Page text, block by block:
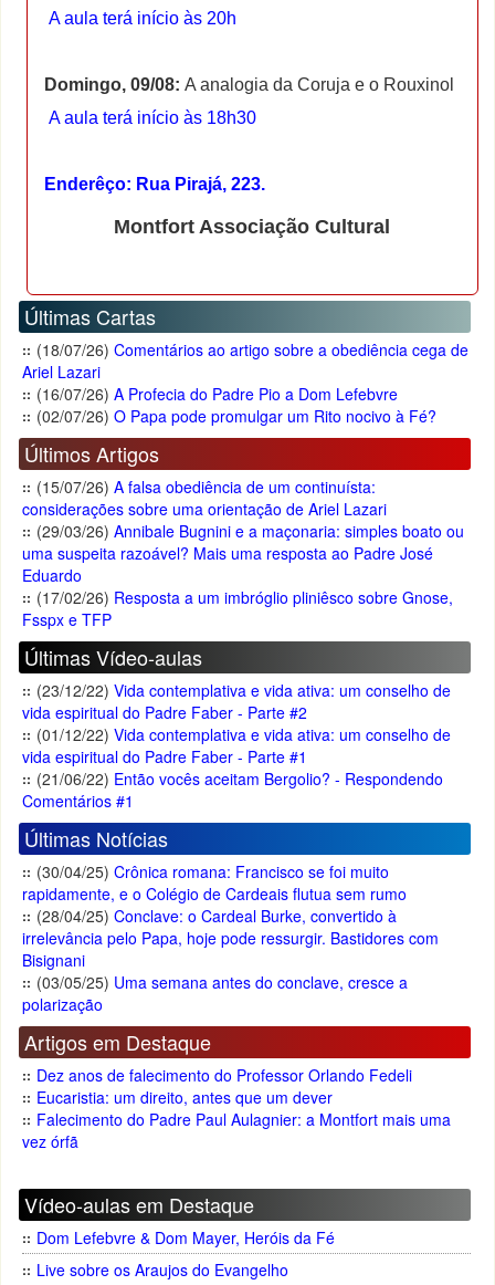
A aula terá início às 20h
Domingo, 09/08: A analogia da Coruja e o Rouxinol
A aula terá início às 18h30
Enderêço: Rua Pirajá, 223.
Montfort Associação Cultural
Últimas Cartas
(18/07/26)Comentários ao artigo sobre a obediência cega de
Ariel Lazari
(16/07/26)A Profecia do Padre Pio a Dom Lefebvre
(02/07/26)O Papa pode promulgar um Rito nocivo à Fé?
Últimos Artigos
(15/07/26)A falsa obediência de um continuísta:
considerações sobre uma orientação de Ariel Lazari
(29/03/26)Annibale Bugnini e a maçonaria: simples boato ou
uma suspeita razoável? Mais uma resposta ao Padre José
Eduardo
(17/02/26) Resposta a um imbróglio pliniêsco sobre Gnose,
Fsspx e TFP
Últimas Vídeo-aulas
(23/12/22)Vida contemplativa e vida ativa: um conselho de
vida espiritual do Padre Faber - Parte #2
(01/12/22)Vida contemplativa e vida ativa: um conselho de
vida espiritual do Padre Faber - Parte #1
(21/06/22) Então vocês aceitam Bergolio? - Respondendo
Comentários #1
Últimas Notícias
(30/04/25)Crônica romana: Francisco se foi muito
rapidamente, e o Colégio de Cardeais flutua sem rumo
(28/04/25)Conclave: o Cardeal Burke, convertido à
irrelevância pelo Papa, hoje pode ressurgir. Bastidores com
Bisignani
(03/05/25) Uma semana antes do conclave, cresce a
polarização
Artigos em Destaque
Dez anos de falecimento do Professor Orlando Fedeli
Eucaristia: um direito, antes que um dever
Falecimento do Padre Paul Aulagnier: a Montfort mais uma
vez órfã
Vídeo-aulas em Destaque
Dom Lefebvre & Dom Mayer, Heróis da Fé
Live sobre os Araujos do Evangelho